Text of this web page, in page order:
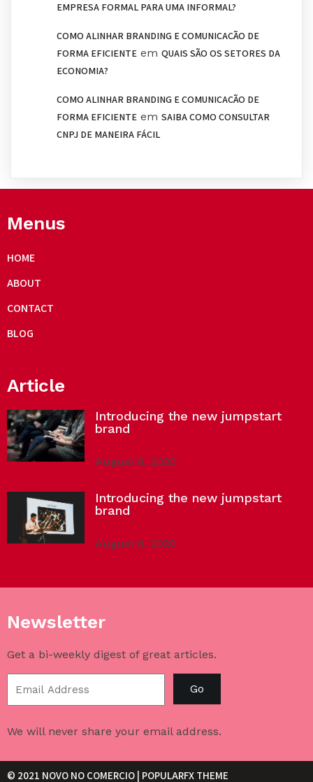
EMPRESA FORMAL PARA UMA INFORMAL?
COMO ALINHAR BRANDING E COMUNICAÇÃO DE
FORMA EFICIENTE em QUAIS SÃO OS SETORES DA
ECONOMIA?
COMO ALINHAR BRANDING E COMUNICAÇÃO DE
FORMA EFICIENTE em SAIBA COMO CONSULTAR
CNPJ DE MANEIRA FÁCIL
Menus
HOME
ABOUT
CONTACT
BLOG
Article
Introducing the new jumpstart
brand
August 6, 2020
Introducing the new jumpstart
brand
August 6, 2020
Newsletter
Get a bi-weekly digest of great articles.
Go
We will never share your email address.
© 2021 NOVO NO COMERCIO | POPULARFX THEME